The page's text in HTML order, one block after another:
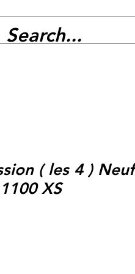
( les 4 ) Neuf
XS